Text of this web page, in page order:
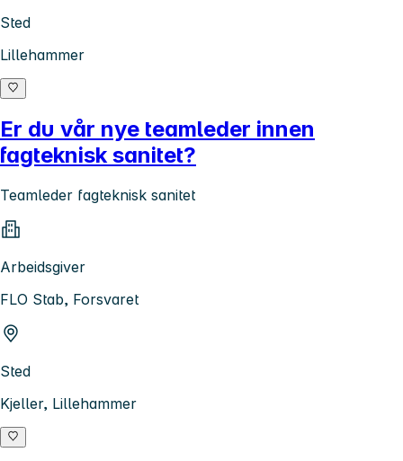
Sted
Lillehammer
Er du vår nye teamleder innen
fagteknisk sanitet?
Teamleder fagteknisk sanitet
Arbeidsgiver
FLO Stab, Forsvaret
Sted
Kjeller, Lillehammer